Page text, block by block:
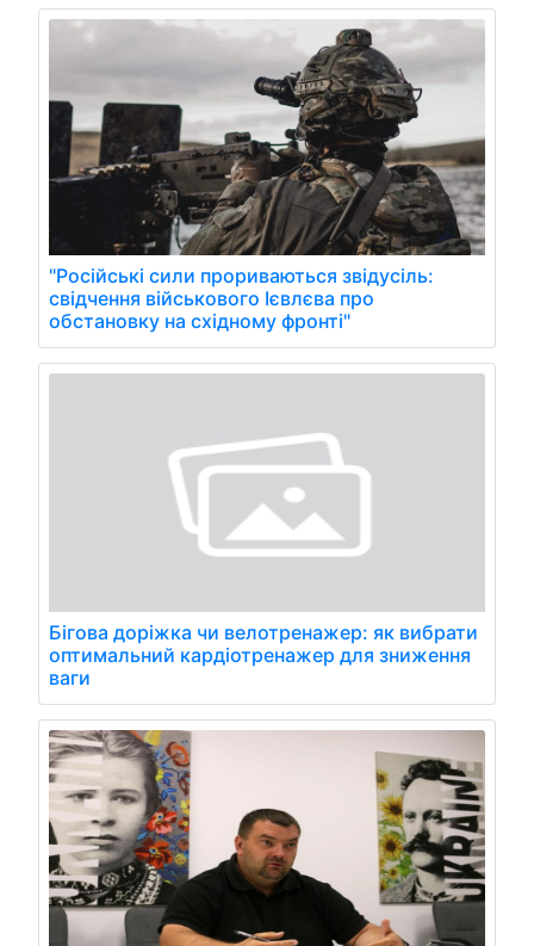
"Російські сили прориваються звідусіль:
свідчення військового Ієвлєва про
обстановку на східному фронті"
Бігова доріжка чи велотренажер: як вибрати
оптимальний кардіотренажер для зниження
ваги